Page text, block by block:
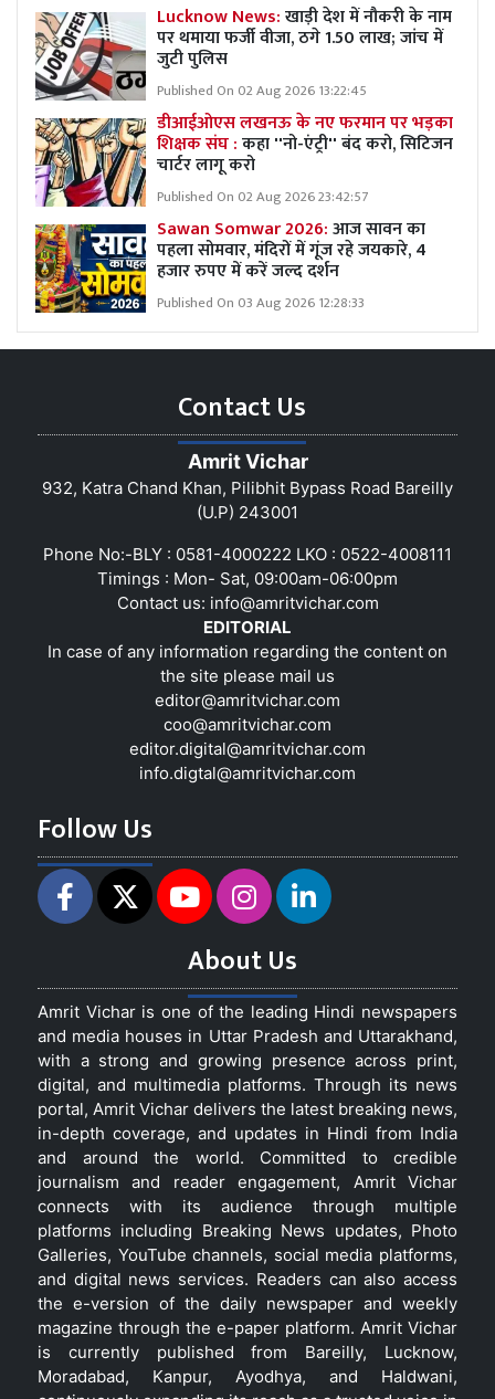
Lucknow News:खाड़ी देश में नौकरी के नाम
पर थमाया फर्जी वीजा, ठगे 1.50 लाख; जांच में
जुटी पुलिस
Published On 02 Aug 2026 13:22:45
डीआईओएस लखनऊ के नए फरमान पर भड़का
शिक्षक संघ :कहा ''नो-एंट्री'' बंद करो, सिटिजन
चार्टर लागू करो
Published On 02 Aug 2026 23:42:57
Sawan Somwar 2026:आज सावन का
पहला सोमवार, मंदिरों में गूंज रहे जयकारे, 4
हजार रुपए में करें जल्द दर्शन
Published On 03 Aug 2026 12:28:33
Contact Us
Amrit Vichar
932, Katra Chand Khan, Pilibhit Bypass Road Bareilly
(U.P) 243001
Phone No:-BLY : 0581-4000222 LKO : 0522-4008111
Timings : Mon- Sat, 09:00am-06:00pm
Contact us: info@amritvichar.com
EDITORIAL
In case of any information regarding the content on
the site please mail us
editor@amritvichar.com
coo@amritvichar.com
editor.digital@amritvichar.com
info.digtal@amritvichar.com
Follow Us
About Us
Amrit Vichar is one of the leading Hindi newspapers
and media houses in Uttar Pradesh and Uttarakhand,
with a strong and growing presence across print,
digital, and multimedia platforms. Through its news
portal, Amrit Vichar delivers the latest breaking news,
in-depth coverage, and updates in Hindi from India
and around the world. Committed to credible
journalism and reader engagement, Amrit Vichar
connects with its audience through multiple
platforms including Breaking News updates, Photo
Galleries, YouTube channels, social media platforms,
and digital news services. Readers can also access
the e-version of the daily newspaper and weekly
magazine through the e-paper platform. Amrit Vichar
is currently published from Bareilly, Lucknow,
Moradabad, Kanpur, Ayodhya, and Haldwani,